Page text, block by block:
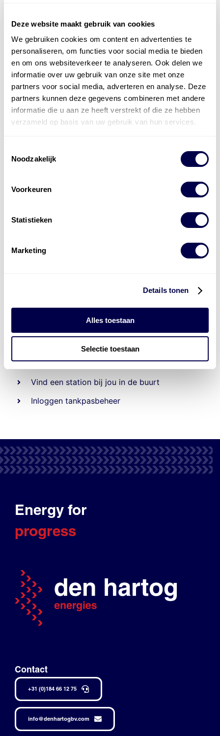
Deze website maakt gebruik van cookies
We gebruiken cookies om content en advertenties te
personaliseren, om functies voor social media te bieden
en om ons websiteverkeer te analyseren. Ook delen we
informatie over uw gebruik van onze site met onze
partners voor social media, adverteren en analyse. Deze
partners kunnen deze gegevens combineren met andere
informatie die u aan ze heeft verstrekt of die ze hebben
verzameld op basis van uw gebruik van hun services.
Noodzakelijk
Voorkeuren
Statistieken
Marketing
Details tonen
Alles toestaan
Selectie toestaan
Officieel distributeur met Mobil Smeermiddelen
voor alle sectoren
Welke olie heb ik nodig
Alle producten bekijken
ReferentiesKwikfit,Roba ,de Groot
tankstationsen duizenden
laadpassen
Den Hartog tank- en laadpas
Vind een station bij jou in de buurt
Inloggen tankpasbeheer
Energy for
progress
Contact
+31 (0)184 66 12 75
info@denhartogbv.com